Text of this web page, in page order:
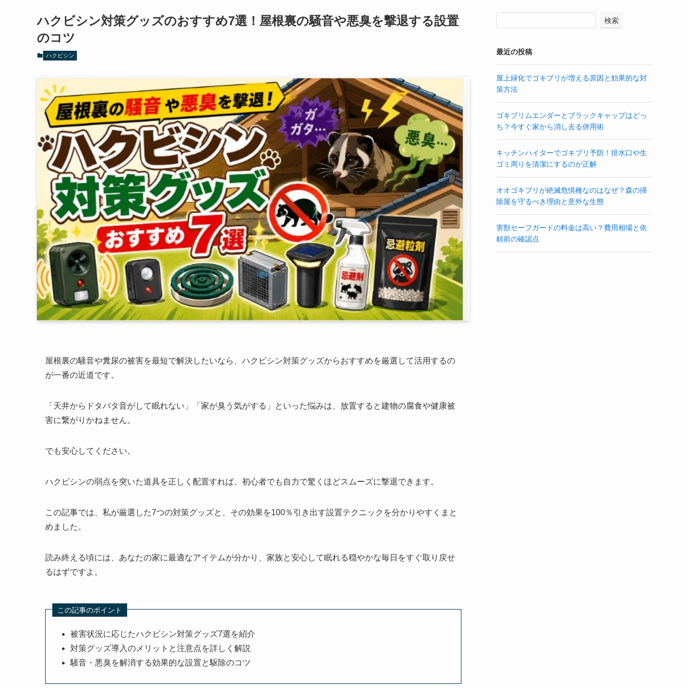
ハクビシン対策グッズのおすすめ7選！屋根裏の騒音や悪臭を撃退する設置
のコツ
ハクビシン
屋根裏の騒音や糞尿の被害を最短で解決したいなら、ハクビシン対策グッズからおすすめを厳選して活用するの
が一番の近道です。
「天井からドタバタ音がして眠れない」「家が臭う気がする」といった悩みは、放置すると建物の腐食や健康被
害に繋がりかねません。
でも安心してください。
ハクビシンの弱点を突いた道具を正しく配置すれば、初心者でも自力で驚くほどスムーズに撃退できます。
この記事では、私が厳選した7つの対策グッズと、その効果を100％引き出す設置テクニックを分かりやすくまと
めました。
読み終える頃には、あなたの家に最適なアイテムが分かり、家族と安心して眠れる穏やかな毎日をすぐ取り戻せ
るはずですよ。
この記事のポイント
被害状況に応じたハクビシン対策グッズ7選を紹介
対策グッズ導入のメリットと注意点を詳しく解説
騒音・悪臭を解消する効果的な設置と駆除のコツ
検索
最近の投稿
屋上緑化でゴキブリが増える原因と効果的な対
策方法
ゴキブリムエンダーとブラックキャップはどっ
ち？今すぐ家から消し去る併用術
キッチンハイターでゴキブリ予防！排水口や生
ゴミ周りを清潔にするのが正解
オオゴキブリが絶滅危惧種なのはなぜ？森の掃
除屋を守るべき理由と意外な生態
害獣セーフガードの料金は高い？費用相場と依
頼前の確認点